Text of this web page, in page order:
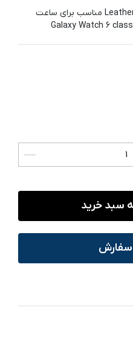
بند اسپریگ مدل Leather Mag ORG مناسب برای ساعت
سبد خرید